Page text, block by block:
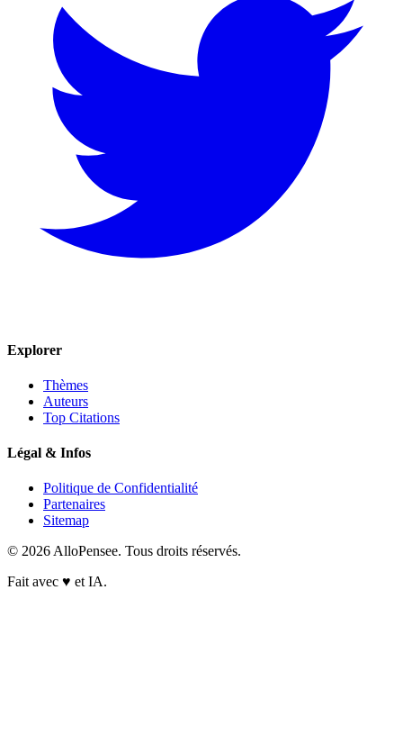
Explorer
Thèmes
Auteurs
Top Citations
Légal & Infos
Politique de Confidentialité
Partenaires
Sitemap
© 2026 AlloPensee. Tous droits réservés.
Fait avec ♥ et IA.